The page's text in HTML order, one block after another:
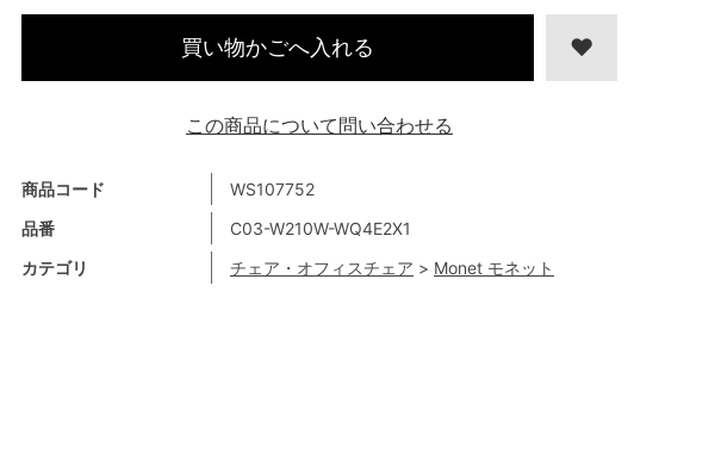
商品コード
WS107752
品番
C03-W210W-WQ4E2X1
カテゴリ
チェア・オフィスチェア > Monet モネット
買い物かごへ入れる
この商品について問い合わせる